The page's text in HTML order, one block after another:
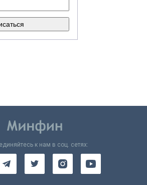
к нам в соц. сетях: